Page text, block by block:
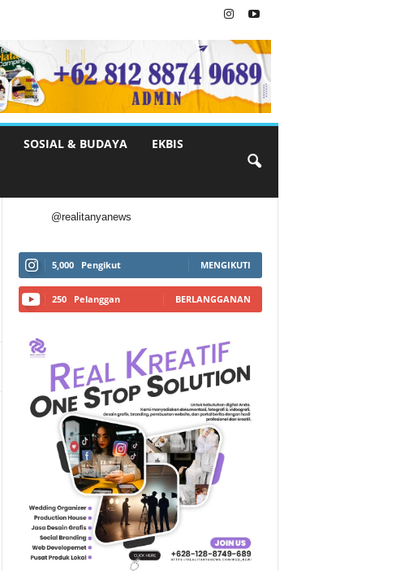
SOSIAL & BUDAYA EKBIS
@realitanyanews
5,000 Pengikut MENGIKUTI
250 Pelanggan BERLANGGANAN